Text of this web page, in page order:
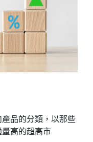
品的分類，以那些
高的超高市